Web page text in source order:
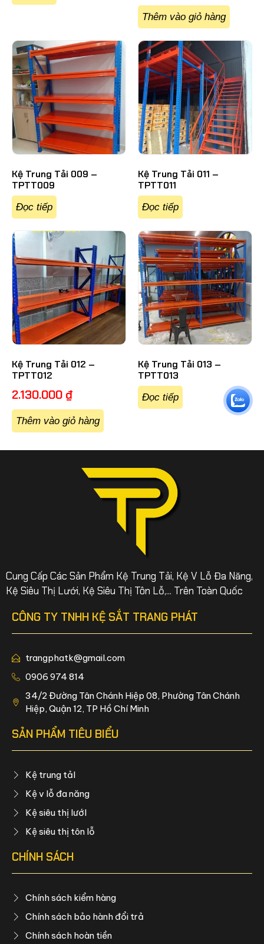
Thêm vào giỏ hàng
Kệ Trung Tải 009 –
TPTT009
Đọc tiếp
Kệ Trung Tải 011 –
TPTT011
Đọc tiếp
Kệ Trung Tải 012 –
TPTT012
2.130.000 ₫
Thêm vào giỏ hàng
Kệ Trung Tải 013 –
TPTT013
Đọc tiếp
Cung Cấp Các Sản Phẩm Kệ Trung Tải, Kệ V Lỗ Đa Năng,
Kệ Siêu Thị Lưới, Kệ Siêu Thị Tôn Lỗ,... Trên Toàn Quốc
CÔNG TY TNHH KỆ SẮT TRANG PHÁT
trangphatk@gmail.com
0906 974 814
34/2 Đường Tân Chánh Hiệp 08, Phường Tân Chánh
Hiệp, Quận 12, TP Hồ Chí Minh
SẢN PHẨM TIÊU BIỂU
Kệ trung tảI
Kệ v lỗ đa năng
Kệ siêu thị lướI
Kệ siêu thị tôn lỗ
CHÍNH SÁCH
Chính sách kiểm hàng
Chính sách bảo hành đổi trả
Chính sách hoàn tiền